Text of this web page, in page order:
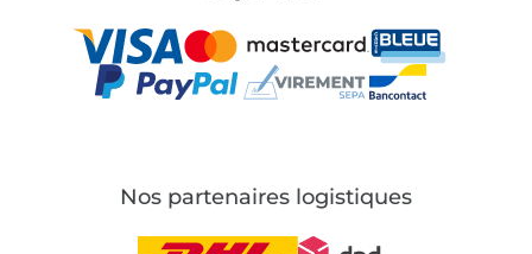
Nos partenaires logistiques